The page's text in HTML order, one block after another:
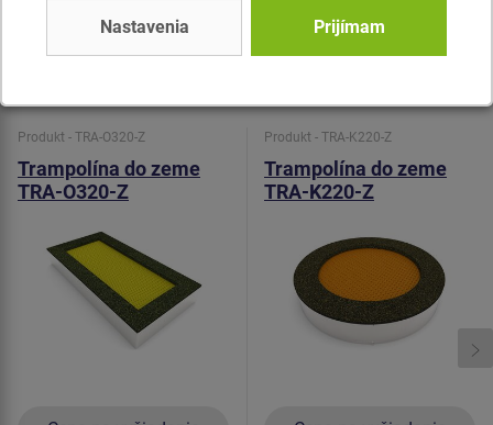
slúži na tlmenie potenciálnych pádov.
Produkt - TRA-O320-Z
Trampolína do zeme
TRA-O320-Z
Produkt - TRA-K220-Z
Trampolína do zeme
TRA-K220-Z
Nastavenia Prijímam